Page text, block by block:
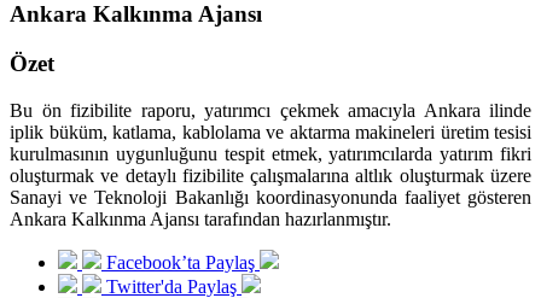
Ankara Kalkınma Ajansı
Özet
Bu ön fizibilite raporu, yatırımcı çekmek amacıyla Ankara ilinde
iplik büküm, katlama, kablolama ve aktarma makineleri üretim tesisi
kurulmasının uygunluğunu tespit etmek, yatırımcılarda yatırım fikri
oluşturmak ve detaylı fizibilite çalışmalarına altlık oluşturmak üzere
Sanayi ve Teknoloji Bakanlığı koordinasyonunda faaliyet gösteren
Ankara Kalkınma Ajansı tarafından hazırlanmıştır.
Facebook’ta Paylaş
Twitter'da Paylaş